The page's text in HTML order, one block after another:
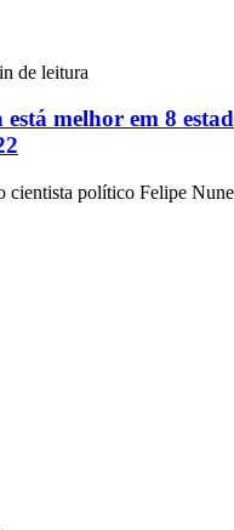
de leitura
melhor em 8
cientista político Felipe